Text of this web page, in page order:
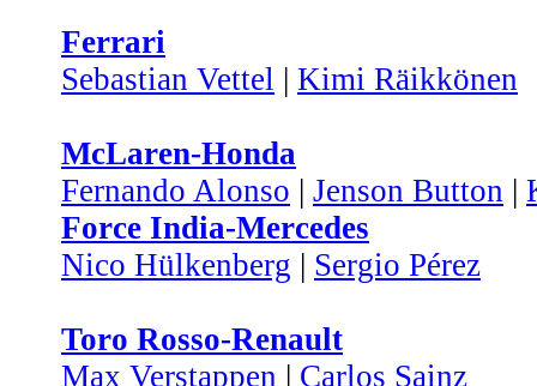
Ferrari
Sebastian Vettel | Kimi Räikkönen
McLaren-Honda
Fernando Alonso | Jenson Button |
Force India-Mercedes
Nico Hülkenberg | Sergio Pérez
Toro Rosso-Renault
Max Verstappen | Carlos Sainz